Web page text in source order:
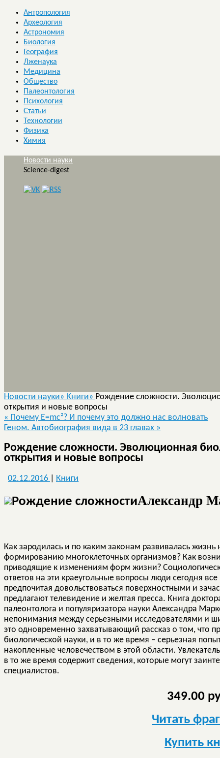
Антропология
Археология
Астрономия
Биология
География
Лженаука
Медицина
Общество
Палеонтология
Психология
Статьи
Технологии
Физика
Химия
Новости науки
Science-digest
Новости науки» Книги» Рождение сложности.
открытия и новые вопросы
« Почему Е=mc²? И почему это должно нас волновать
Геном. Автобиография вида в 23 главах »
Рождение сложности. Эволюционная
открытия и новые вопросы
02.12.2016 Книги
Александр
Как зародилась и по каким законам развивалась
формированию многоклеточных организмов? Как
приводящие к изменениям форм жизни?
ответов на эти краеугольные вопросы люди сегодня
предпочитая довольствоваться поверхностными и
предлагают телевидение и желтая пресса. Книга
палеонтолога и популяризатора науки Александра
непонимания между серьезными исследователями и
это одновременно захватывающий рассказ о том, что
биологической науки, и в то же время – серьезная
накопленные человечеством в этой области.
в то же время содержит сведения, которые могут
специалистов.
349.00
Читать
Купить